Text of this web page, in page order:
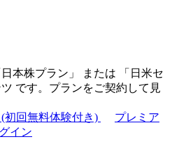
日本株プラン 」 または 「 日米セ
です。プランをご契約して見
(初回無料体験付き)
プレミア
イン